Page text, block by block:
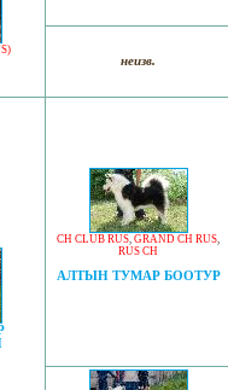
неизв.
CH CLUB RUS, GRAND CH RUS,
RUS CH
АЛТЫН ТУМАР БООТУР